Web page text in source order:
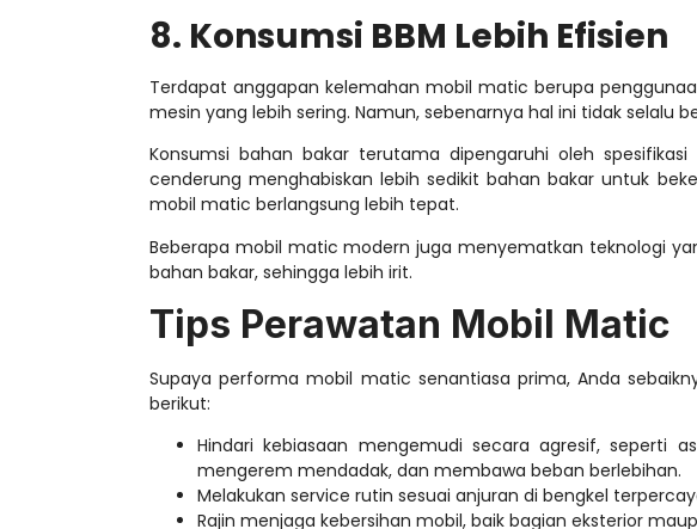
8. Konsumsi BBM Lebih Efisien
Terdapat anggapankelemahan mobil matic berupa
mesin yang lebih sering. Namun, sebenarnya hal ini tidak selalu
Konsumsi bahan bakar terutama dipengaruhi oleh
cenderung menghabiskan lebih sedikit bahan bakar untuk
mobil matic berlangsung lebih tepat.
Beberapa mobil matic modern juga menyematkan teknologi
bahan bakar, sehingga lebih irit.
Tips Perawatan Mobil Matic
Supaya performa mobil matic senantiasa prima, Anda
berikut:
Hindari kebiasaan mengemudi secara agresif, seperti
mengerem mendadak, dan membawa beban berlebihan.
Melakukan service rutin sesuai anjuran di bengkel
Rajin menjaga kebersihan mobil, baik bagian eksterior